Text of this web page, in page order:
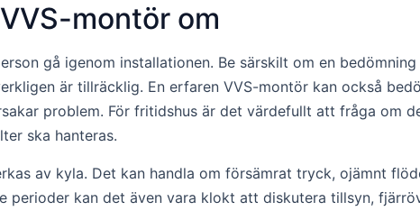
montör om
gå igenom installationen. Be särskilt om en
är tillräcklig. En erfaren VVS-montör kan också
problem. För fritidshus är det värdefullt att fråga om
ska hanteras.
av kyla. Det kan handla om försämrat tryck, ojämnt
perioder kan det även vara klokt att diskutera tillsyn,